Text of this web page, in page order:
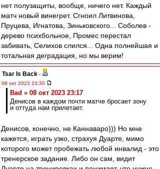
нет полузащиты, вообще, ничего нет. Каждый
матч новый винегрет. Сгноил Литвинова,
Пруцева, Игнатова, Зиньковского... Соболев -
дерево психбольное, Промес перестал
забивать, Селихов слился... Одна полнейшая и
тотальная деградация, но мы верим!
Tsar Is Back -
08 окт 2023 23:30
Bad » 08 окт 2023 23:17
Денисов в каждом почти матче бросает зону
и оттуда нам прилетает.
Денисов, конечно, не Каннаваро))) Но мне
кажется, играть узко, страхуя Дуарте, мимо
которого может пробежать любой инвалид - это
тренерское задание. Либо он сам, видит